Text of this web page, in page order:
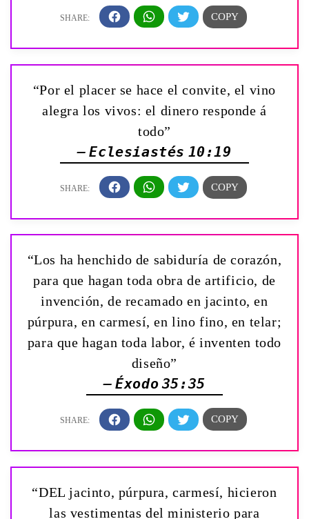
“Por el placer se hace el convite, el vino
alegra los vivos: el dinero responde á
todo”
— Eclesiastés 10:19
“Los ha henchido de sabiduría de corazón,
para que hagan toda obra de artificio, de
invención, de recamado en jacinto, en
púrpura, en carmesí, en lino fino, en telar;
para que hagan toda labor, é inventen todo
diseño”
— Éxodo 35:35
“DEL jacinto, púrpura, carmesí, hicieron
las vestimentas del ministerio para